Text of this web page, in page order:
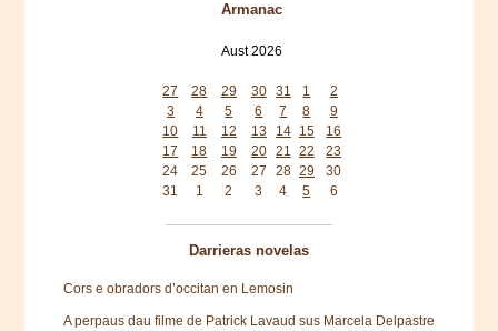
Armanac
Aust 2026
27
28 29 30 31 1
2
3
4 5 6 7 8
9
10
11 12 13 14 15
16
17
18 19 20 21 22
23
24
25 26 27 28 29
30
31
1 2 3 4 5 6
Darrieras novelas
Cors e obradors d’occitan en Lemosin
A perpaus dau filme de Patrick Lavaud sus Marcela Delpastre